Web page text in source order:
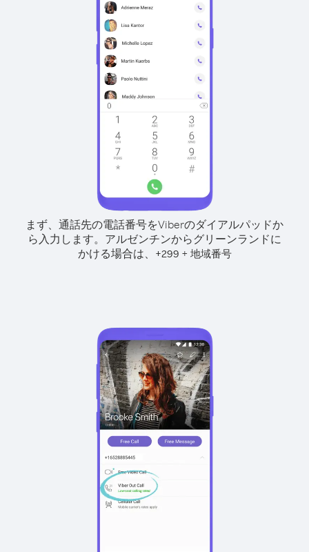
まず、通話先の電話番号をViberのダイアルパッドか
ら入力します。 アルゼンチンからグリーンランドに
かける場合は、
+299 + 地域番号